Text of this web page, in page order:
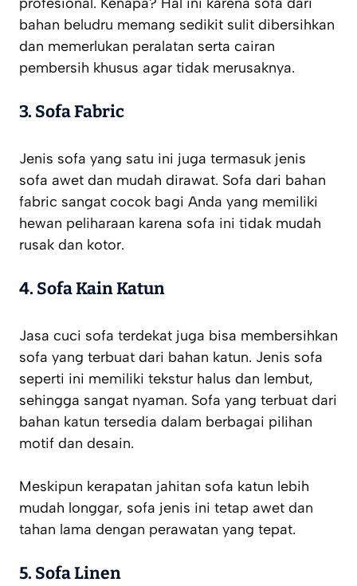
bahan beludru memang sedikit sulit dibersihkan
dan memerlukan peralatan serta cairan
pembersih khusus agar tidak merusaknya.
3. Sofa Fabric
Jenis sofa yang satu ini juga termasuk jenis
sofa awet dan mudah dirawat. Sofa dari bahan
fabric sangat cocok bagi Anda yang memiliki
hewan peliharaan karena sofa ini tidak mudah
rusak dan kotor.
4. Sofa Kain Katun
Jasa cuci sofa terdekat juga bisa membersihkan
sofa yang terbuat dari bahan katun. Jenis sofa
seperti ini memiliki tekstur halus dan lembut,
sehingga sangat nyaman. Sofa yang terbuat dari
bahan katun tersedia dalam berbagai pilihan
motif dan desain.
Meskipun kerapatan jahitan sofa katun lebih
mudah longgar, sofa jenis ini tetap awet dan
tahan lama dengan perawatan yang tepat.
5. Sofa Linen